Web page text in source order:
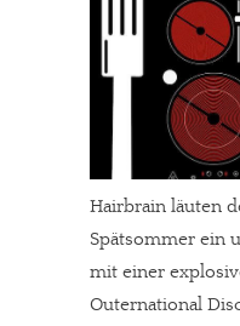
Hairbrain läuten
Spätsommer ein
mit einer
Outernational